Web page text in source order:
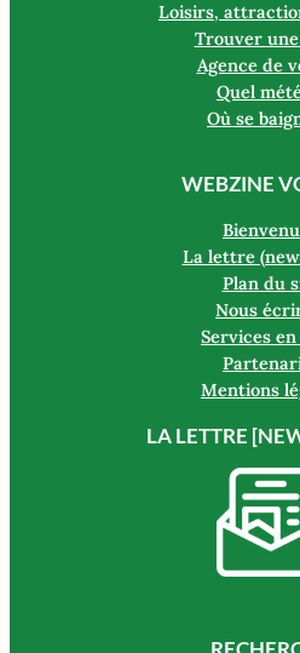
Loisirs,
Trouver
Agence de
Quel
Où se
WEBZINE
La lettre
Plan du
Nous
Services
Mentions
LA LETTRE